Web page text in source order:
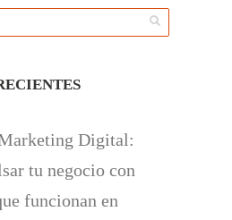
Digital:
tu negocio con
funcionan en